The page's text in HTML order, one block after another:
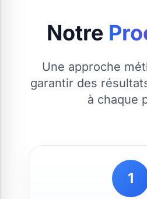
Notre
Une approche
garantir des
à chaque
1